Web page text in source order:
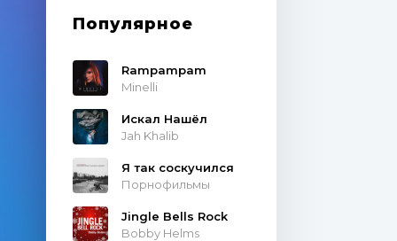
Популярное
Rampampam
Minelli
Искал Нашёл
Jah Khalib
Я так соскучился
Порнофильмы
Jingle Bells Rock
Bobby Helms